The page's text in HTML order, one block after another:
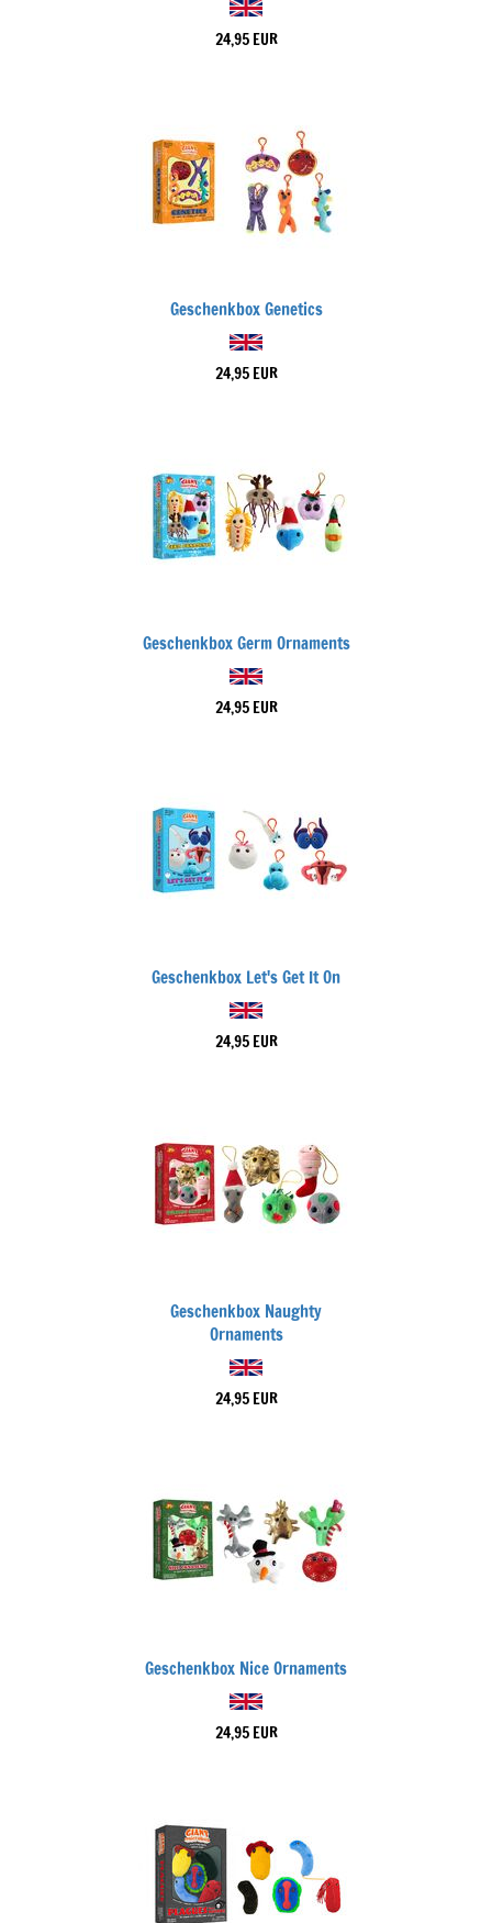
24,95 EUR
Geschenkbox Genetics
24,95 EUR
Geschenkbox Germ Ornaments
24,95 EUR
Geschenkbox Let's Get It On
24,95 EUR
Geschenkbox Naughty
Ornaments
24,95 EUR
Geschenkbox Nice Ornaments
24,95 EUR